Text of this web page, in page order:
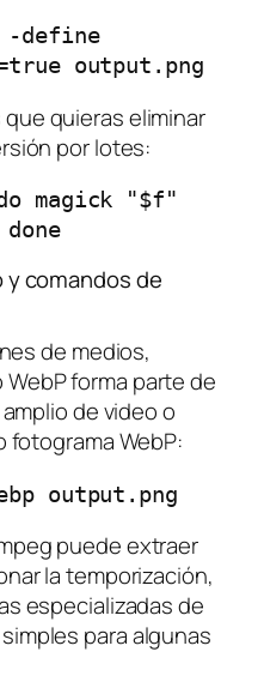
-define
quieras eliminar
por lotes:
magick "$f"
"${f%.webp}.png"; done
comandos de
de medios,
forma parte de
de video o
fotograma WebP:
puede extraer
la temporización,
especializadas de
para algunas